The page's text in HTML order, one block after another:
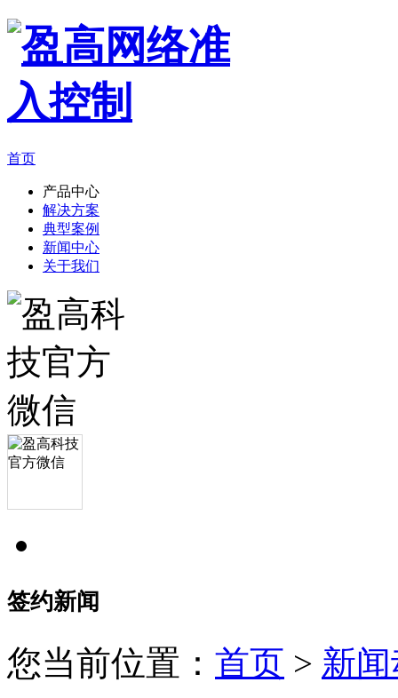
首页
产品中心
解决方案
典型案例
新闻中心
关于我们
签约新闻
您当前位置： 首页 > 新